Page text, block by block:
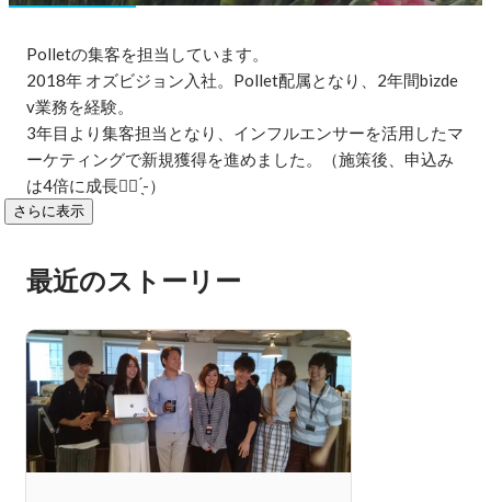
Polletの集客を担当しています。
2018年 オズビジョン入社。Pollet配属となり、2年間bizde
v業務を経験。
3年目より集客担当となり、インフルエンサーを活用したマ
ーケティングで新規獲得を進めました。（施策後、申込み
は4倍に成長✊🏻 ̖́-）
さらに表示
最近のストーリー